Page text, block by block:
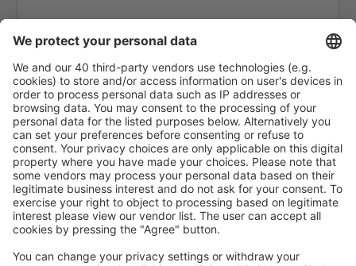
Mailand
Forli Luigi Ridolfi (FRL)
Mailand
Venedig
Elba Marina di Campo (EBA)
Olbia Costa Smeralda (OLB)
Palermo Punta Raisi (PMO)